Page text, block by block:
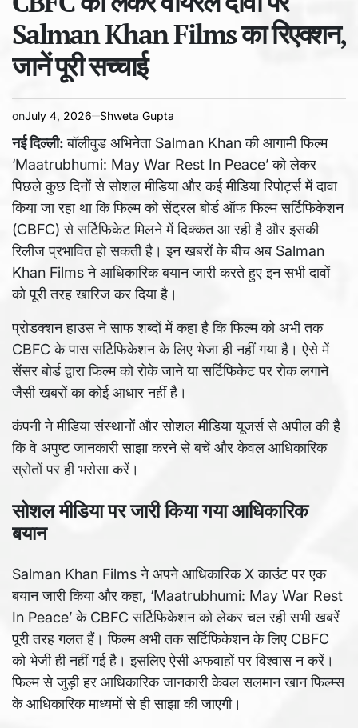
Salman Khan Films का रिएक्शन,
जानें पूरी सच्चाई
onJuly 4, 2026 Shweta Gupta
नई दिल्ली:बॉलीवुड अभिनेता Salman Khan की आगामी फिल्म
‘Maatrubhumi: May War Rest In Peace’ को लेकर
पिछले कुछ दिनों से सोशल मीडिया और कई मीडिया रिपोर्ट्स में दावा
किया जा रहा था कि फिल्म को सेंट्रल बोर्ड ऑफ फिल्म सर्टिफिकेशन
(CBFC) से सर्टिफिकेट मिलने में दिक्कत आ रही है और इसकी
रिलीज प्रभावित हो सकती है। इन खबरों के बीच अब Salman
Khan Films ने आधिकारिक बयान जारी करते हुए इन सभी दावों
को पूरी तरह खारिज कर दिया है।
प्रोडक्शन हाउस ने साफ शब्दों में कहा है कि फिल्म को अभी तक
CBFC के पास सर्टिफिकेशन के लिए भेजा ही नहीं गया है। ऐसे में
सेंसर बोर्ड द्वारा फिल्म को रोके जाने या सर्टिफिकेट पर रोक लगाने
जैसी खबरों का कोई आधार नहीं है।
कंपनी ने मीडिया संस्थानों और सोशल मीडिया यूजर्स से अपील की है
कि वे अपुष्ट जानकारी साझा करने से बचें और केवल आधिकारिक
स्रोतों पर ही भरोसा करें।
सोशल मीडिया पर जारी किया गया आधिकारिक
बयान
Salman Khan Films ने अपने आधिकारिक X काउंट पर एक
बयान जारी किया और कहा, ‘Maatrubhumi: May War Rest
In Peace’ के CBFC सर्टिफिकेशन को लेकर चल रही सभी खबरें
पूरी तरह गलत हैं। फिल्म अभी तक सर्टिफिकेशन के लिए CBFC
को भेजी ही नहीं गई है। इसलिए ऐसी अफवाहों पर विश्वास न करें।
फिल्म से जुड़ी हर आधिकारिक जानकारी केवल सलमान खान फिल्म्स
के आधिकारिक माध्यमों से ही साझा की जाएगी।